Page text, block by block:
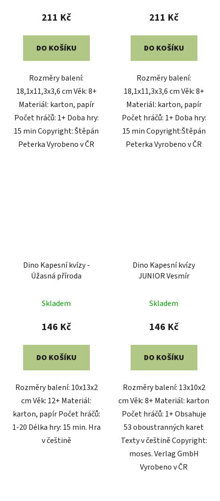
211 Kč
DO KOŠÍKU
Rozměry balení:
18,1x11,3x3,6 cm Věk: 8+
Materiál: karton, papír
Počet hráčů: 1+ Doba hry:
15 min Copyright: Štěpán
Peterka Vyrobeno v ČR
211 Kč
DO KOŠÍKU
Rozměry balení:
18,1x11,3x3,6 cm Věk: 8+
Materiál: karton, papír
Počet hráčů: 1+ Doba hry:
15 min Copyright:Štěpán
Peterka Vyrobeno v ČR
Dino Kapesní kvízy -
Úžasná příroda
Skladem
146 Kč
DO KOŠÍKU
Rozměry balení: 10x13x2
cm Věk: 12+ Materiál:
karton, papír Počet hráčů:
1-20 Délka hry: 15 min. Hra
v češtině
Dino Kapesní kvízy
JUNIOR Vesmír
Skladem
146 Kč
DO KOŠÍKU
Rozměry balení: 13x10x2
cm Věk: 8+ Materiál: karton
Počet hráčů: 1+ Obsahuje
53 oboustranných karet
Texty v češtině Copyright:
moses. Verlag GmbH
Vyrobeno v ČR